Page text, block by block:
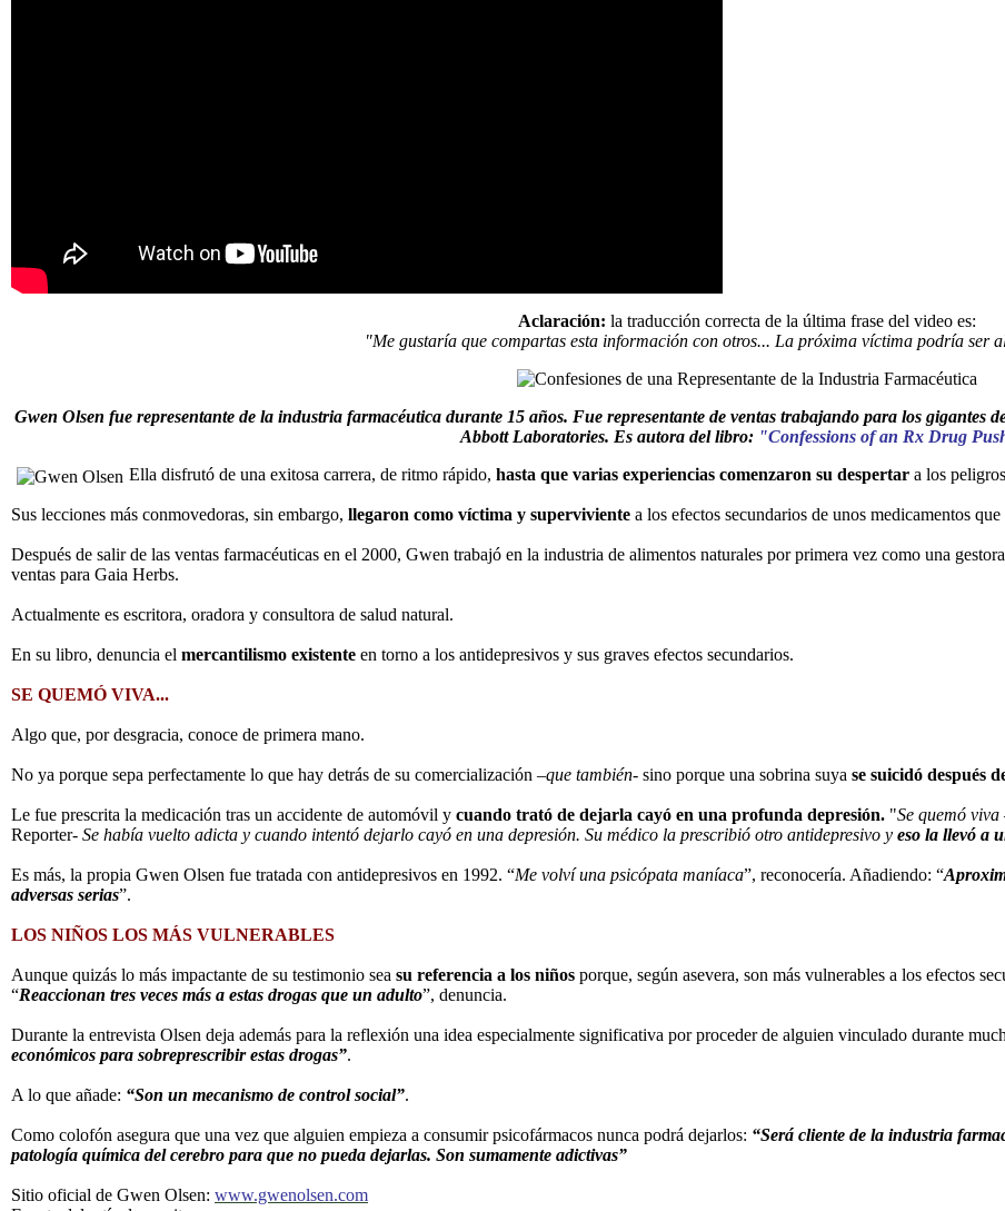
Aclaración: la traducción correcta de la última frase del video es:
"Me gustaría que compartas esta información con otros... La próxima víctima podría ser
Gwen Olsen fue representante de la industria farmacéutica durante 15 años. Fue representante de ventas trabajando para los gigantes
Abbott Laboratories. Es autora del libro: "Confessions of an Rx Drug
Ella disfrutó de una exitosa carrera, de ritmo rápido, hasta que varias experiencias comenzaron su despertar a los
Sus lecciones más conmovedoras, sin embargo, llegaron como víctima y superviviente a los efectos secundarios de unos medicamentos
Después de salir de las ventas farmacéuticas en el 2000, Gwen trabajó en la industria de alimentos naturales por primera vez como una
ventas para Gaia Herbs.
Actualmente es escritora, oradora y consultora de salud natural.
En su libro, denuncia el mercantilismo existente en torno a los antidepresivos y sus graves efectos secundarios.
SE QUEMÓ VIVA...
Algo que, por desgracia, conoce de primera mano.
No ya porque sepa perfectamente lo que hay detrás de su comercialización –que también- sino porque una sobrina suya se suicidó después
Le fue prescrita la medicación tras un accidente de automóvil y cuando trató de dejarla cayó en una profunda depresión. "Se quemó viva
Reporter- Se había vuelto adicta y cuando intentó dejarlo cayó en una depresión. Su médico la prescribió otro antidepresivo y eso la llevó a
Es más, la propia Gwen Olsen fue tratada con antidepresivos en 1992. “Me volví una psicópata maníaca”, reconocería. Añadiendo: “
adversas serias”.
LOS NIÑOS LOS MÁS VULNERABLES
Aunque quizás lo más impactante de su testimonio sea su referencia a los niños porque, según asevera, son más vulnerables a los efectos
“Reaccionan tres veces más a estas drogas que un adulto”, denuncia.
Durante la entrevista Olsen deja además para la reflexión una idea especialmente significativa por proceder de alguien vinculado durante
económicos para sobreprescribir estas drogas”.
A lo que añade: “Son un mecanismo de control social”.
Como colofón asegura que una vez que alguien empieza a consumir psicofármacos nunca podrá dejarlos: “Será cliente de la industria
patología química del cerebro para que no pueda dejarlas. Son sumamente adictivas”
Sitio oficial de Gwen Olsen: www.gwenolsen.com